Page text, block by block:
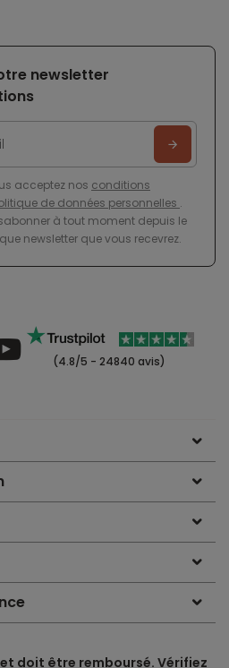
newsletter
acceptez nos conditions
de données personnelles .
à tout moment depuis le
newsletter que vous recevrez.
(4.8/5 - 24840 avis)
doit être remboursé. Vérifiez